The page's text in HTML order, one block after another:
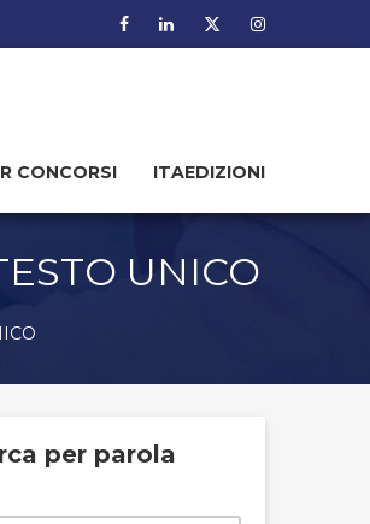
CONCORSI ITAEDIZIONI
UNICO
per parola